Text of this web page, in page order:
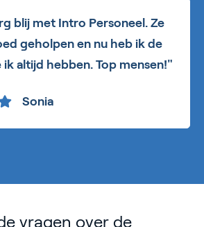
blij met Intro Personeel. Ze
geholpen en nu heb ik de
ik altijd hebben. Top mensen!"
Sonia
vragen over de